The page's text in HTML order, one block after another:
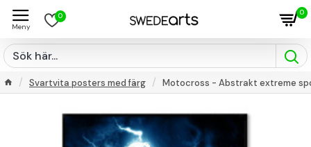
0 0
Svartvita posters med färg Motocross - Abstrakt extreme